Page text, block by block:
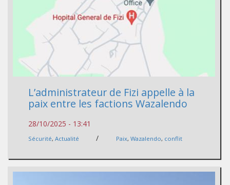
L’administrateur de Fizi appelle à la
paix entre les factions Wazalendo
28/10/2025 - 13:41
Sécurité, Actualité / Paix, Wazalendo, conflit